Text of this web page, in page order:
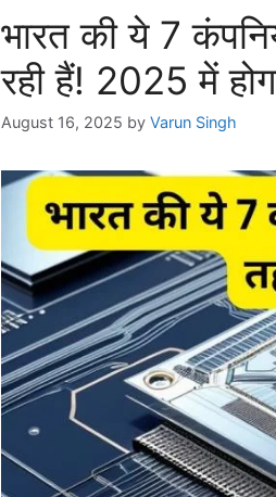
भारत की ये 7
रही हैं! 2025 में
August 16, 2025 by Varun Singh